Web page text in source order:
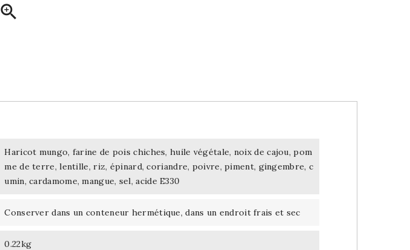

Haricot mungo, farine de pois chiches, huile végétale, noix de cajou, pom
me de terre, lentille, riz, épinard, coriandre, poivre, piment, gingembre, c
umin, cardamome, mangue, sel, acide E330
Conserver dans un conteneur hermétique, dans un endroit frais et sec
0.22kg